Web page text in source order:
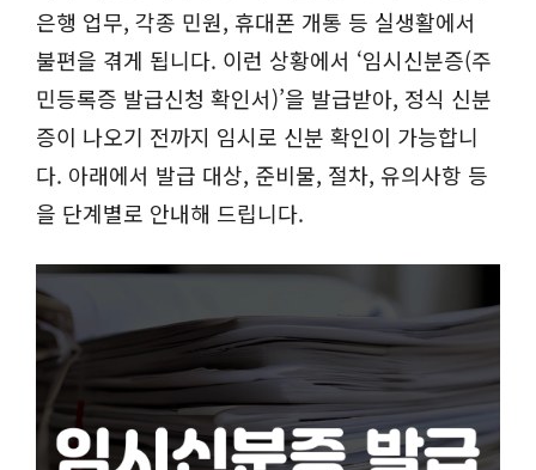
은행 업무, 각종 민원, 휴대폰 개통 등 실생활에서
불편을 겪게 됩니다. 이런 상황에서 ‘임시신분증(주
민등록증 발급신청 확인서)’을 발급받아, 정식 신분
증이 나오기 전까지 임시로 신분 확인이 가능합니
다. 아래에서 발급 대상, 준비물, 절차, 유의사항 등
을 단계별로 안내해 드립니다.